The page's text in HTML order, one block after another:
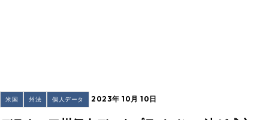
米国 州法 個人データ 2023年 10月 10日